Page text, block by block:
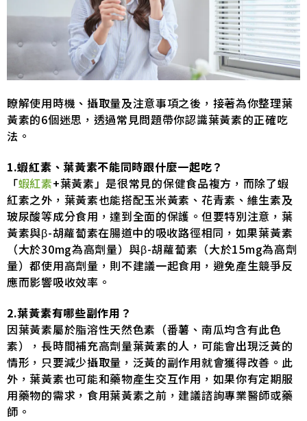
瞭解使用時機、攝取量及注意事項之後，接著為你整理葉
黃素的6個迷思，透過常見問題帶你認識葉黃素的正確吃
法。
1.蝦紅素、葉黃素不能同時跟什麼一起吃？
「蝦紅素+葉黃素」是很常見的保健食品複方，而除了蝦
紅素之外，葉黃素也能搭配玉米黃素、花青素、維生素及
玻尿酸等成分食用，達到全面的保護。但要特別注意，葉
黃素與β-胡蘿蔔素在腸道中的吸收路徑相同，如果葉黃素
（大於30mg為高劑量）與β-胡蘿蔔素（大於15mg為高劑
量）都使用高劑量，則不建議一起食用，避免產生競爭反
應而影響吸收效率。
2.葉黃素有哪些副作用？
因葉黃素屬於脂溶性天然色素（番薯、南瓜均含有此色
素），長時間補充高劑量葉黃素的人，可能會出現泛黃的
情形，只要減少攝取量，泛黃的副作用就會獲得改善。此
外，葉黃素也可能和藥物產生交互作用，如果你有定期服
用藥物的需求，食用葉黃素之前，建議諮詢專業醫師或藥
師。